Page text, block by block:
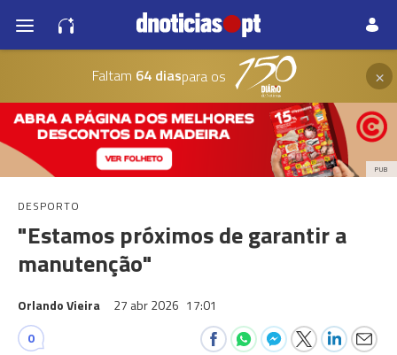
Faltam 64 diaspara os ×
PUB
DESPORTO
"Estamos próximos de garantir a
manutenção"
Orlando Vieira 27 abr 2026 17:01
0